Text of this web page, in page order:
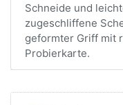
Schneide und
zugeschliffene
geformter Griff mit
Probierkarte.